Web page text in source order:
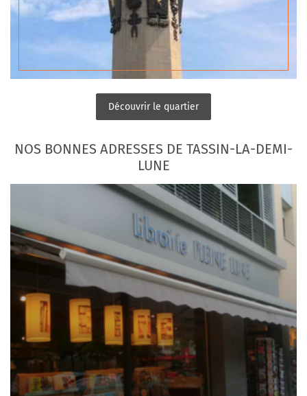
Découvrir le quartier
NOS BONNES ADRESSES DE TASSIN-LA-DEMI-
LUNE